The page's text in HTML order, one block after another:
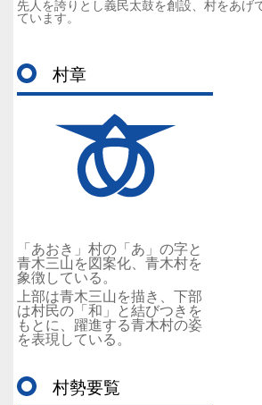
先人を誇りとし義民太鼓を創設、村をあげ
ています。
村章
「あおき」村の「あ」の字と
青木三山を図案化、青木村を
象徴している。
上部は青木三山を描き、下部
は村民の「和」と結びつきを
もとに、躍進する青木村の姿
を表現している。
村勢要覧